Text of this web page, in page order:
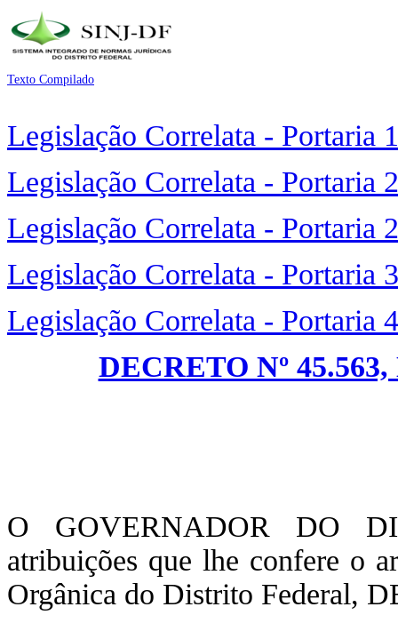
Texto Compilado
Legislação Correlata - Portaria
Legislação Correlata - Portaria
Legislação Correlata - Portaria
Legislação Correlata - Portaria
Legislação Correlata - Portaria
DECRETO Nº
O GOVERNADOR DO
atribuições que lhe confere o
Orgânica do Distrito Federal,